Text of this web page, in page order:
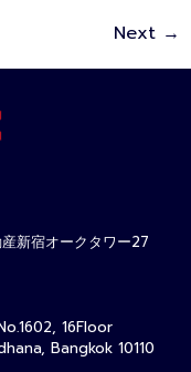
Next →
新宿オークタワー27
16Floor
Bangkok 10110